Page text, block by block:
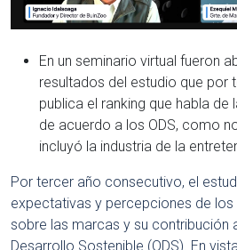
En un seminario virtual fueron
resultados del estudio que por
publica el ranking que habla
de acuerdo a los ODS, como
incluyó la industria de la
Por tercer año consecutivo, el
expectativas y percepciones de
sobre las marcas y su contribución
Desarrollo Sostenible (ODS). En